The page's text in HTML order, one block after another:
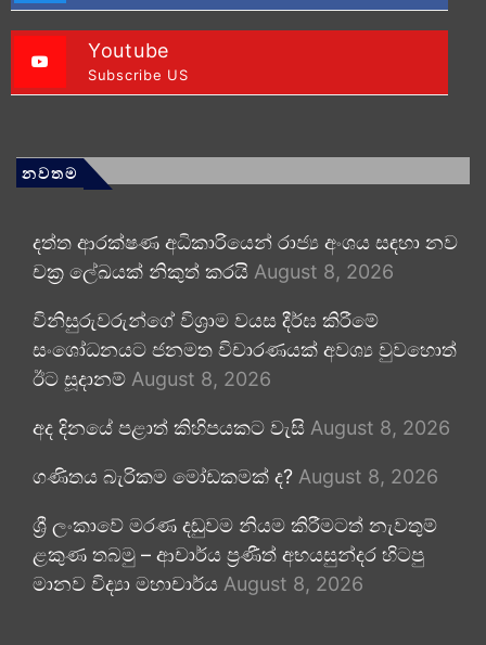
Youtube
Subscribe US
නවතම
දත්ත ආරක්ෂණ අධිකාරියෙන් රාජ්‍ය අංශය සඳහා නව
චක්‍ර ලේඛයක් නිකුත් කරයි August 8, 2026
විනිසුරුවරුන්ගේ විශ්‍රාම වයස දීර්ඝ කිරීමේ
සංශෝධනයට ජනමත විචාරණයක් අවශ්‍ය වුවහොත්
ඊට සූදානම් August 8, 2026
අද දිනයේ පළාත් කිහිපයකට වැසි August 8, 2026
ගණිතය බැරිකම මෝඩකමක් ද? August 8, 2026
ශ්‍රී ලංකාවේ මරණ දඬුවම නියම කිරීමටත් නැවතුම්
ළකුණ තබමු – ආචාර්ය ප්‍රණීත් අභයසුන්දර හිටපු
මානව විද්‍යා මහාචාර්ය August 8, 2026